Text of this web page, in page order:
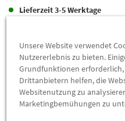
Lieferzeit3-5 Werktage
Preis inkl. 19%MwSt.
Versandkostenfrei
Abholung
Unsere Website verwendet
Nutzererlebnis zu bieten.
Grundfunktionen
Drittanbietern helfen, die
Websitenutzung zu
Marketingbemühungen zu